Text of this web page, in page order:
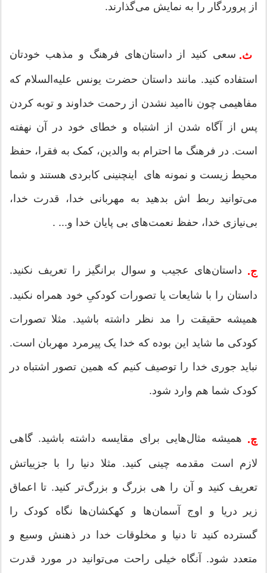
از پروردگار را به نمایش می‌گذارند.
ث. سعی کنید از داستان‌های فرهنگ و مذهب خودتان
استفاده کنید. مانند داستان حضرت یونس علیه‌السلام که
مفاهیمی ‌چون ناامید نشدن از رحمت خداوند و توبه کردن
پس از آگاه شدن از اشتباه و خطای خود در آن نهفته
است. در فرهنگ ما احترام به والدین، کمک به فقرا، حفظ
محیط زیست و نمونه های اینچنینی کابردی هستند و شما
می‌توانید ربط‌ اش بدهید به مهربانی خدا، قدرت خدا،
بی‌نیازی خدا، حفظ نعمت‌های بی پایان خدا و... .
ج. داستان‌های عجیب و سوال برانگیز را تعریف نکنید.
داستان را با شایعات یا تصورات کودکیِ خود همراه نکنید.
همیشه حقیقت را مد نظر داشته باشید. مثلا تصورات
کودکی ما شاید این بوده که خدا یک پیرمرد مهربان است.
نباید جوری خدا را توصیف کنیم که همین تصور اشتباه در
کودک شما هم وارد شود.
چ. همیشه مثال‌هایی برای مقایسه داشته باشید. گاهی
لازم است مقدمه چینی کنید. مثلا دنیا را با جزییاتش
تعریف کنید و آن را هی بزرگ و بزرگ‌تر کنید. تا اعماق
زیر دریا و اوج آسمان‌ها و کهکشان‌ها نگاه کودک را
گسترده کنید تا دنیا و مخلوقات خدا در ذهنش وسیع و
متعدد شود. آنگاه خیلی راحت می‌توانید در مورد قدرت